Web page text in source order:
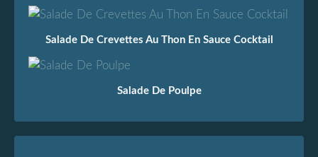
Salade De Crevettes Au Thon En Sauce Cocktail
Salade De Poulpe